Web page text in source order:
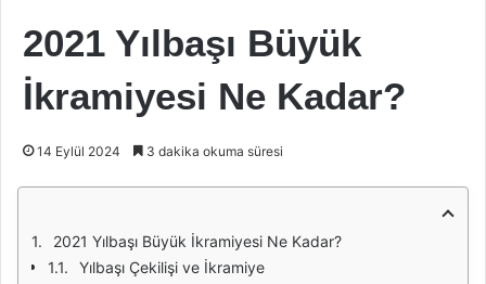
2021 Yılbaşı Büyük
İkramiyesi Ne Kadar?
14 Eylül 2024 3 dakika okuma süresi
2021 Yılbaşı Büyük İkramiyesi Ne Kadar?
Yılbaşı Çekilişi ve İkramiye